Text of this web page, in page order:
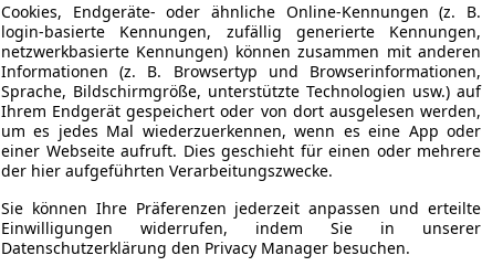
Cookies, Endgeräte- oder ähnliche Online-Kennungen (z. B.
login-basierte Kennungen, zufällig generierte Kennungen,
netzwerkbasierte Kennungen) können zusammen mit anderen
Informationen (z. B. Browsertyp und Browserinformationen,
Sprache, Bildschirmgröße, unterstützte Technologien usw.) auf
Ihrem Endgerät gespeichert oder von dort ausgelesen werden,
um es jedes Mal wiederzuerkennen, wenn es eine App oder
einer Webseite aufruft. Dies geschieht für einen oder mehrere
der hier aufgeführten Verarbeitungszwecke.
Sie können Ihre Präferenzen jederzeit anpassen und erteilte
Einwilligungen widerrufen, indem Sie in unserer
Datenschutzerklärung den Privacy Manager besuchen.